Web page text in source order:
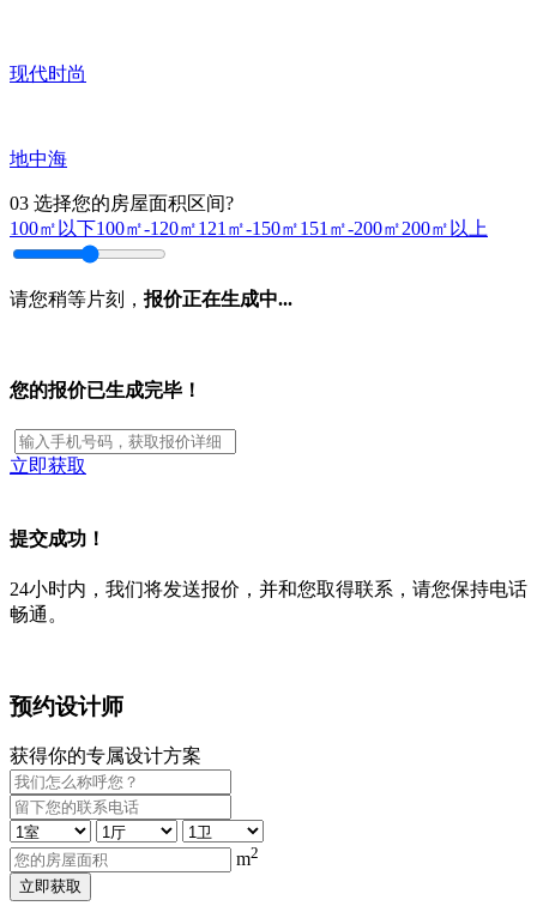
现代时尚
地中海
03 选择您的房屋面积区间?
100㎡以下100㎡-120㎡121㎡-150㎡151㎡-200㎡200㎡以上
请您稍等片刻， 报价正在生成中...
您的报价已生成完毕！
立即获取
提交成功！
24小时内，我们将发送报价，并和您取得联系，请您保持电话
畅通。
预约设计师
获得你的专属设计方案
m2
立即获取